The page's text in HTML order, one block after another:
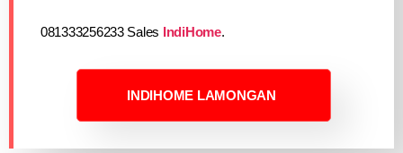
081333256233 Sales IndiHome.
INDIHOME LAMONGAN